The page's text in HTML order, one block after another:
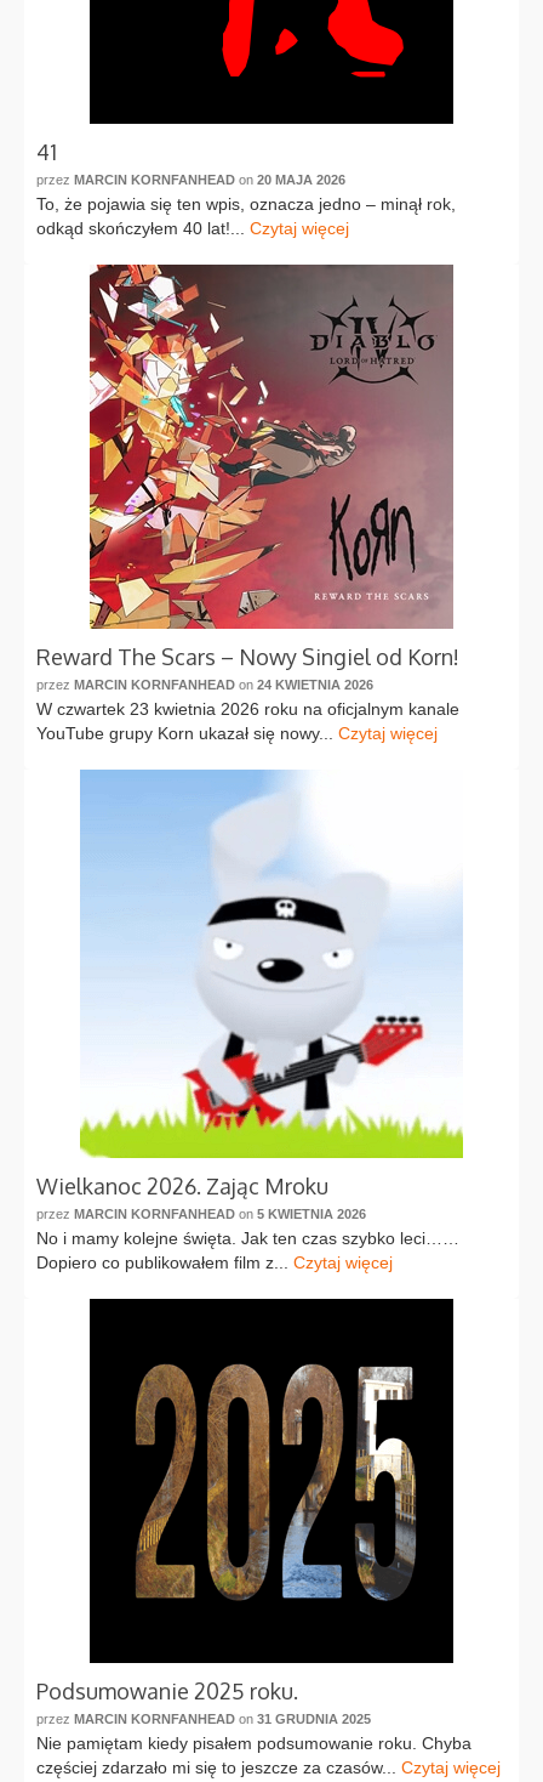
41
przez MARCIN KORNFANHEAD on 20 MAJA 2026
To, że pojawia się ten wpis, oznacza jedno – minął rok,
odkąd skończyłem 40 lat!... Czytaj więcej
Reward The Scars – Nowy Singiel od Korn!
przez MARCIN KORNFANHEAD on 24 KWIETNIA 2026
W czwartek 23 kwietnia 2026 roku na oficjalnym kanale
YouTube grupy Korn ukazał się nowy... Czytaj więcej
Wielkanoc 2026. Zając Mroku
przez MARCIN KORNFANHEAD on 5 KWIETNIA 2026
No i mamy kolejne święta. Jak ten czas szybko leci……
Dopiero co publikowałem film z... Czytaj więcej
Podsumowanie 2025 roku.
przez MARCIN KORNFANHEAD on 31 GRUDNIA 2025
Nie pamiętam kiedy pisałem podsumowanie roku. Chyba
częściej zdarzało mi się to jeszcze za czasów... Czytaj więcej